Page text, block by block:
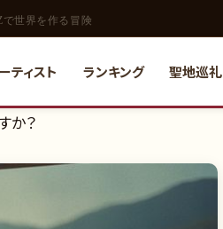
世界を作る冒険
ティスト ランキング 聖地巡礼
か？